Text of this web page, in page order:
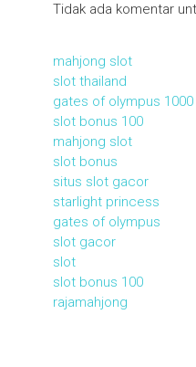
Tidak ada komentar
mahjong slot
slot thailand
gates of olympus 1000
slot bonus 100
mahjong slot
slot bonus
situs slot gacor
starlight princess
gates of olympus
slot gacor
slot
slot bonus 100
rajamahjong